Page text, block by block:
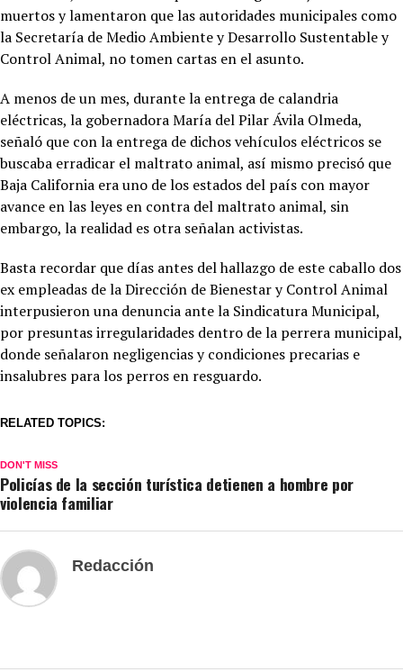
muertos y lamentaron que las autoridades municipales como
la Secretaría de Medio Ambiente y Desarrollo Sustentable y
Control Animal, no tomen cartas en el asunto.
A menos de un mes, durante la entrega de calandria
eléctricas, la gobernadora María del Pilar Ávila Olmeda,
señaló que con la entrega de dichos vehículos eléctricos se
buscaba erradicar el maltrato animal, así mismo precisó que
Baja California era uno de los estados del país con mayor
avance en las leyes en contra del maltrato animal, sin
embargo, la realidad es otra señalan activistas.
Basta recordar que días antes del hallazgo de este caballo dos
ex empleadas de la Dirección de Bienestar y Control Animal
interpusieron una denuncia ante la Sindicatura Municipal,
por presuntas irregularidades dentro de la perrera municipal,
donde señalaron negligencias y condiciones precarias e
insalubres para los perros en resguardo.
RELATED TOPICS:
DON'T MISS
Policías de la sección turística detienen a hombre por
violencia familiar
Redacción